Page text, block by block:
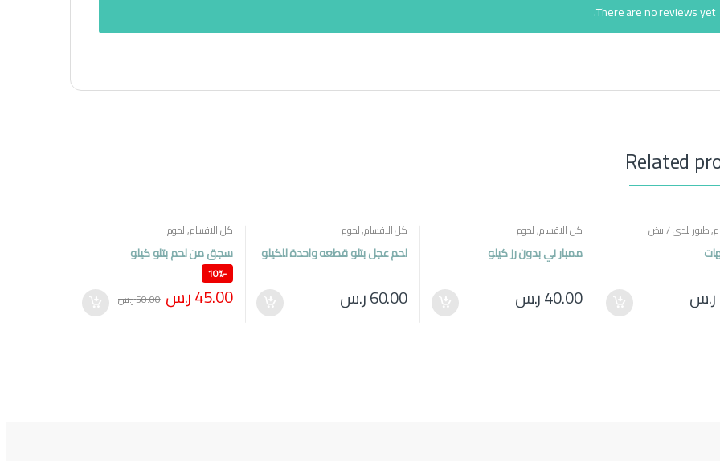
There are no reviews yet.
Related
,طيور بلدي / بيض
ر.س
كل الاقسام,لحوم
ممبار ني بدون رز كيلو
40.00ر.س
كل الاقسام,لحوم
لحم عجل بتلو قطعه واحدة للكيلو
60.00ر.س
كل الاقسام,لحوم
سجق من لحم بتلو كيلو
-
10%
45.00ر.س 50.00ر.س